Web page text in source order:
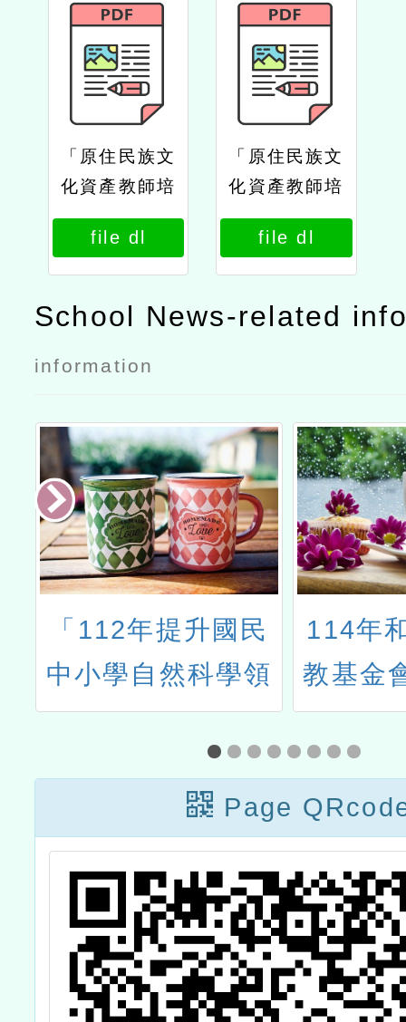
「原住民族文
化資產教師培
育暨課程推廣
計畫－文化資
產探究與實作
教師培力工作
公文
file dl
「原住民族文
化資產教師培
育暨課程推廣
計畫－文化資
產探究與實作
教師培力工作
file dl
School News-related
information
「112年提升國民
中小學自然科學領
域實驗操作能力計
畫」之國中小自然
科教師實驗及培訓
撰寫108課綱素養
導向實驗課程教學
設計研習課下半年
場次
114年
教基金
國
Page